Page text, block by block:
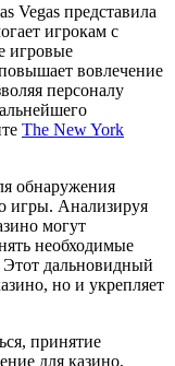
Vegas представила
игрокам с
игровые
вовлечение
персоналу
The New York
обнаружения
игры. Анализируя
могут
необходимые
Этот дальновидный
но и укрепляет
принятие
для казино,